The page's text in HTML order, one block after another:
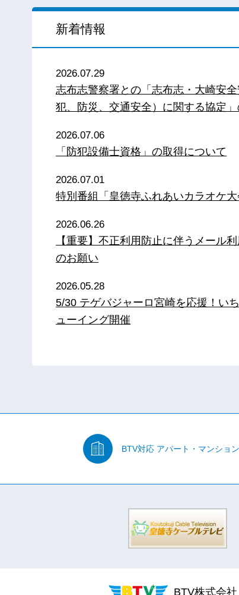
新着情報
2026.07.29
志布志警察署との「志布志・大崎安
犯、防災、交通安全）に関する協定
2026.07.06
「防犯設備士資格」の取得について
2026.07.01
特別番組「皇徳寺ふれあいカラオケ大
2026.06.26
【重要】不正利用防止に伴うメール
のお願い
2026.05.28
5/30 テゲバジャーロ宮崎を応援！い
ューイング開催
BTV対応 アパート・マンショ
BTV株式会社